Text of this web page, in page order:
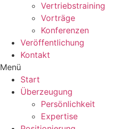
Vertriebstraining
Vorträge
Konferenzen
Veröffentlichung
Kontakt
Menü
Start
Überzeugung
Persönlichkeit
Expertise